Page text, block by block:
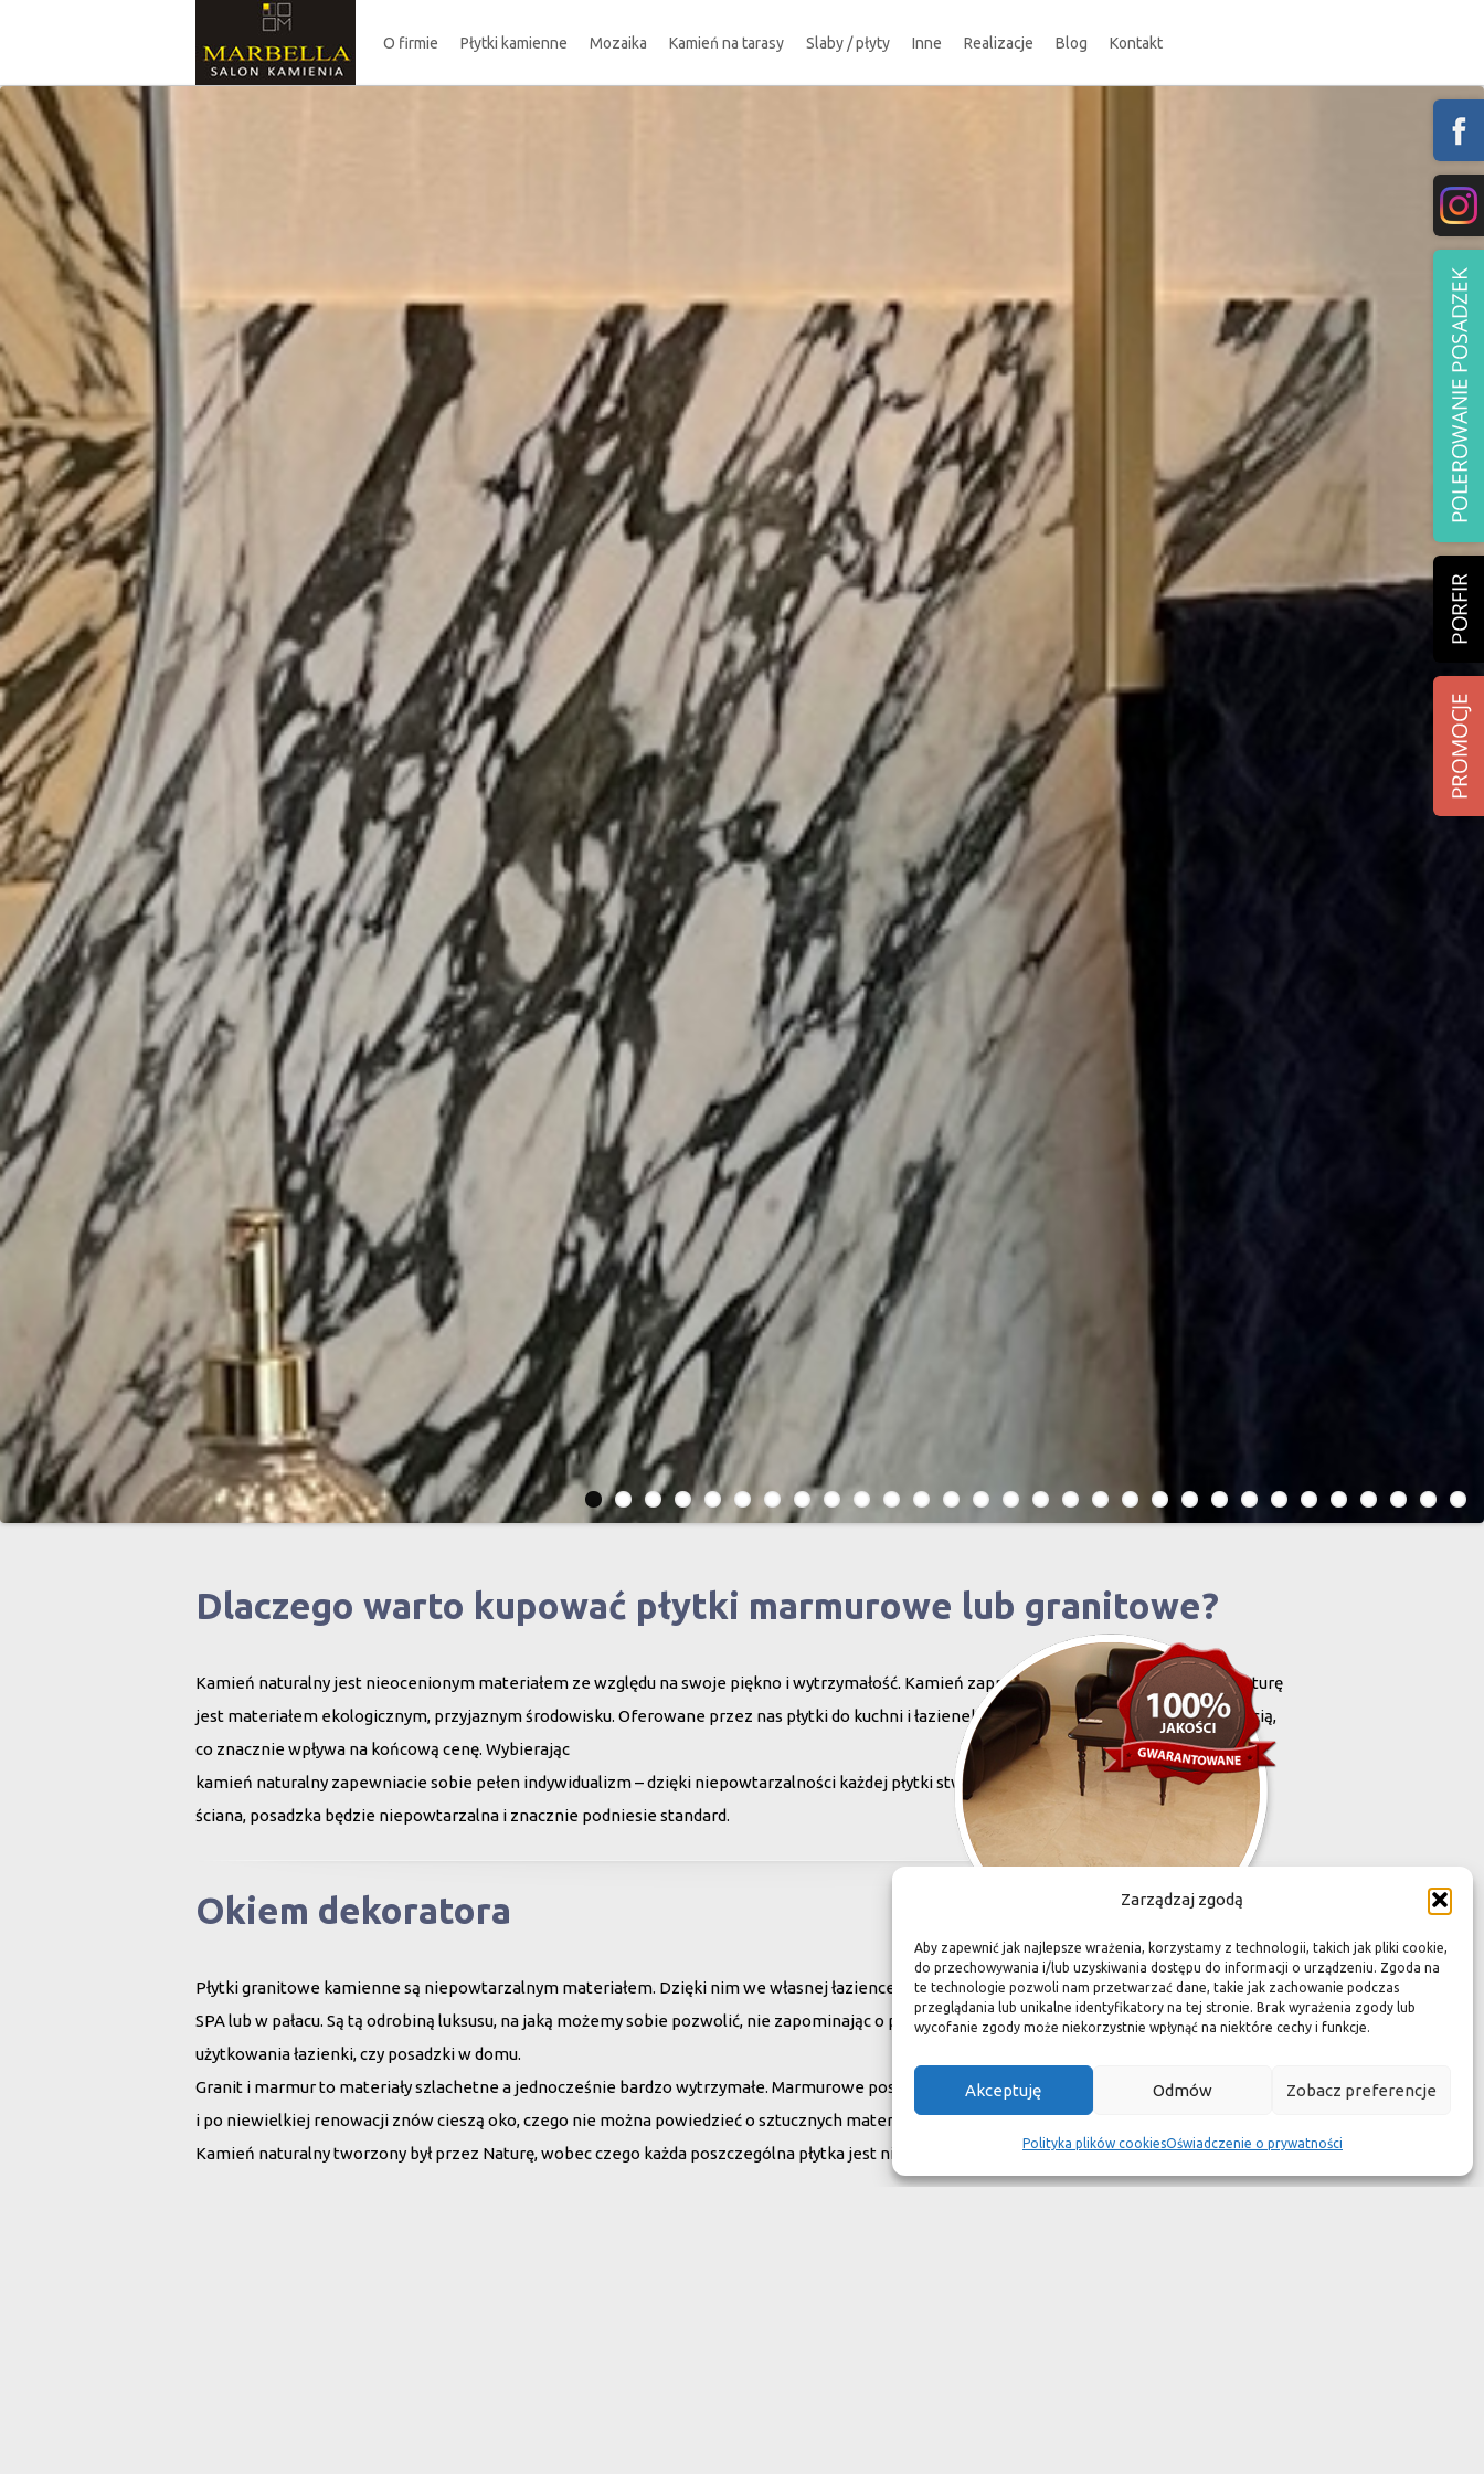
Zarządzaj zgodą
Aby zapewnić jak najlepsze wrażenia, korzystamy z technologii, takich jak pliki cookie,
do przechowywania i/lub uzyskiwania dostępu do informacji o urządzeniu. Zgoda na
te technologie pozwoli nam przetwarzać dane, takie jak zachowanie podczas
przeglądania lub unikalne identyfikatory na tej stronie. Brak wyrażenia zgody lub
wycofanie zgody może niekorzystnie wpłynąć na niektóre cechy i funkcje.
Akceptuję Odmów Zobacz preferencje
Polityka plików cookiesOświadczenie o prywatności
O firmie Płytki kamienne Mozaika Kamień na tarasy Slaby / płyty Inne Realizacje Blog Kontakt
Dlaczego warto kupować płytki marmurowe lub granitowe?
Kamień naturalny jest nieocenionym materiałem ze względu na swoje piękno i wytrzymałość. Kamień zaprojektowany i stworzony przez naturę
jest materiałem ekologicznym, przyjaznym środowisku. Oferowane przez nas płytki do kuchni i łazienek charakteryzują się niewielką grubością,
co znacznie wpływa na końcową cenę. Wybierając
kamień naturalny zapewniacie sobie pełen indywidualizm – dzięki niepowtarzalności każdej płytki stworzona przez Was przestrzeń,
ściana, posadzka będzie niepowtarzalna i znacznie podniesie standard.
Okiem dekoratora
Płytki granitowe kamienne są niepowtarzalnym materiałem. Dzięki nim we własnej łazience możemy poczuć się jak w luksusowym
SPA lub w pałacu. Są tą odrobiną luksusu, na jaką możemy sobie pozwolić, nie zapominając o praktycznym aspekcie
użytkowania łazienki, czy posadzki w domu.
Granit i marmur to materiały szlachetne a jednocześnie bardzo wytrzymałe. Marmurowe posadzki w zamkach przetrwały wieki
i po niewielkiej renowacji znów cieszą oko, czego nie można powiedzieć o sztucznych materiałach, ich żywotność jest dużo krótsza.
Kamień naturalny tworzony był przez Naturę, wobec czego każda poszczególna płytka jest niepowtarzalnym dziełem sztuki."